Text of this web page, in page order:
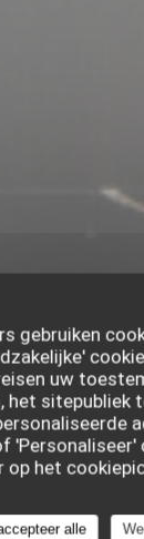
gebruiken
uw
het sitepubliek
het
alle